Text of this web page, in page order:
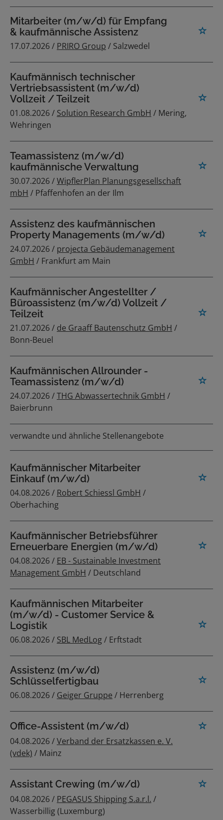
Mitarbeiter (m/w/d) für Empfang
& kaufmännische Assistenz
17.07.2026 / PRIRO Group / Salzwedel
Kaufmännisch technischer
Vertriebsassistent (m/w/d)
Vollzeit / Teilzeit
01.08.2026 / Solution Research GmbH / Mering,
Wehringen
Teamassistenz (m/w/d)
kaufmännische Verwaltung
30.07.2026 /WipflerPlan Planungsgesellschaft
mbH / Pfaffenhofen an der Ilm
Assistenz des kaufmännischen
Property Managements (m/w/d)
24.07.2026 / projecta Gebäudemanagement
GmbH / Frankfurt am Main
Kaufmännischer Angestellter /
Büroassistenz (m/w/d) Vollzeit /
Teilzeit
21.07.2026 / de Graaff Bautenschutz GmbH /
Bonn-Beuel
Kaufmännischen Allrounder -
Teamassistenz (m/w/d)
24.07.2026 /THG Abwassertechnik GmbH /
Baierbrunn
verwandte und ähnliche Stellenangebote
Kaufmännischer Mitarbeiter
Einkauf (m/w/d)
04.08.2026 / Robert Schiessl GmbH /
Oberhaching
Kaufmännischer Betriebsführer
Erneuerbare Energien (m/w/d)
04.08.2026 / EB - Sustainable Investment
Management GmbH / Deutschland
Kaufmännischen Mitarbeiter
(m/w/d) - Customer Service &
Logistik
06.08.2026 / SBL MedLog/ Erftstadt
Assistenz (m/w/d)
Schlüsselfertigbau
06.08.2026 / Geiger Gruppe / Herrenberg
Office-Assistent (m/w/d)
04.08.2026 /Verband der Ersatzkassen e. V.
(vdek) / Mainz
Assistant Crewing (m/w/d)
04.08.2026 / PEGASUS Shipping S.a.r.l. /
Wasserbillig (Luxemburg)